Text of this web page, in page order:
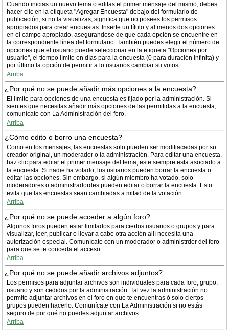
Cuando inicias un nuevo tema o editas el primer mensaje del mismo, debes
hacer clic en la etiqueta "Agregar Encuesta" debajo del formulario de
publicación; si no la visualizas, significa que no posees los permisos
apropiados para crear encuestas. Inserte un título y al menos dos opciones
en el campo apropiado, asegurandose de que cada opción se encuentre en
la correspondiente línea del formulario. También puedes elegir el número de
opciones que el usuario puede seleccionar en la etiqueta "Opciones por
usuario", el tiempo límite en días para la encuesta (0 para duración infinita) y
por último la opción de permitir a lo usuarios cambiar su votos.
Arriba
¿Por qué no se puede añadir más opciones a la encuesta?
El límite para opciones de una encuesta es fijado por la administración. Si
sientes que necesitas añadir más opciones de las permitidas a la encuesta,
comunícate con La Administración del foro.
Arriba
¿Cómo edito o borro una encuesta?
Como en los mensajes, las encuestas solo pueden ser modifiacadas por su
creador original, un moderador o la administración. Para editar una encuesta,
haz clic para editar el primer mensaje del tema; este siempre esta asociado a
la encuesta. Si nadie ha votado, los usuarios pueden borrar la encuesta o
editar las opciones. Sin embargo, si algún miembro ha votado, solo
moderadores o administradordes pueden editar o borrar la encuesta. Esto
evita que las encuestas sean cambiadas a mitad de la votación.
Arriba
¿Por qué no se puede acceder a algún foro?
Algunos foros pueden estar limitados para ciertos usuarios o grupos y para
visualizar, leer, publicar o llevar a cabo otra acción allí necesita una
autorización especial. Comunícate con un moderador o administrdor del foro
para que se te conceda el acceso.
Arriba
¿Por qué no se puede añadir archivos adjuntos?
Los permisos para adjuntar archivos son individuales para cada foro, grupo,
usuario y son cedidos por la administración. Tal vez la administración no
permite adjuntar archivos en el foro en que te encuentras ó solo ciertos
grupos pueden hacerlo. Comunícate con La Administración si no estás
seguro de por qué no puedes adjuntar archivos.
Arriba